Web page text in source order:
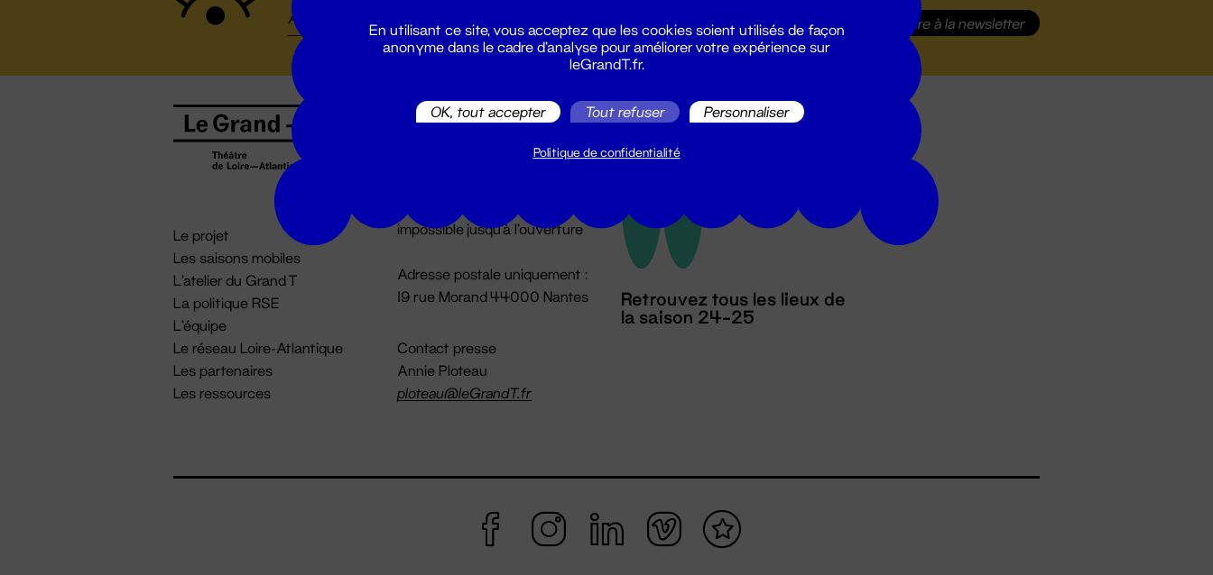
S'inscrire à la newsletter
Le projet
Les saisons mobiles
L'atelier du Grand T
La politique RSE
L'équipe
Le réseau Loire-Atlantique
Les partenaires
Les ressources
Billetterie
billetterie@leGrandT.fr
impossible jusqu'à l'ouverture
Adresse postale uniquement :
19 rue Morand 44000 Nantes
Contact presse
Annie Ploteau
ploteau@leGrandT.fr
Retrouvez tous les lieux de
la saison 24-25
En utilisant ce site, vous acceptez que les cookies soient utilisés de façon
anonyme dans le cadre d'analyse pour améliorer votre expérience sur
leGrandT.fr.
OK, tout accepter Tout refuser Personnaliser
Politique de confidentialité